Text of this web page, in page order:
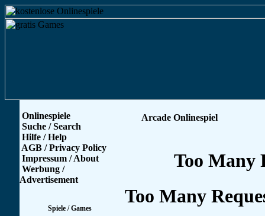
Onlinespiele
Suche / Search
Hilfe / Help
AGB / Privacy Policy
Impressum / About
Werbung /
Advertisement
Spiele / Games
Arcade Onlinespiel